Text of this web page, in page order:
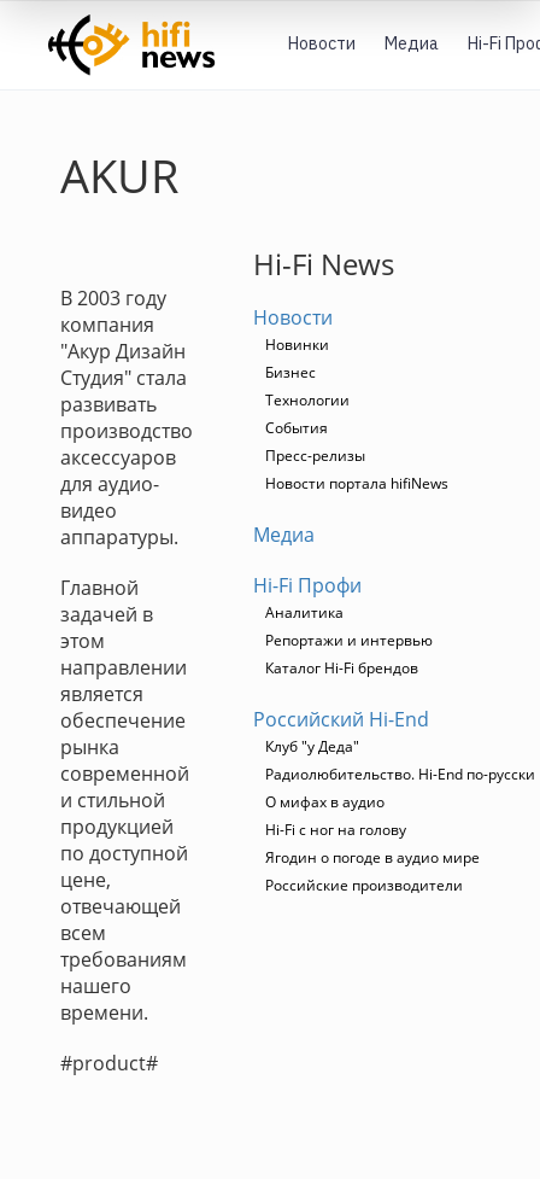
Новости Медиа Hi-Fi
AKUR
В 2003 году
компания
"Акур Дизайн
Студия" стала
развивать
производство
аксессуаров
для аудио-
видео
аппаратуры.
Главной
задачей в
этом
направлении
является
обеспечение
рынка
современной
и стильной
продукцией
по доступной
цене,
отвечающей
всем
требованиям
нашего
времени.
#product#
Hi-Fi News
Новости
Новинки
Бизнес
Технологии
События
Пресс-релизы
Новости портала hifiNews
Медиа
Hi-Fi Профи
Аналитика
Репортажи и интервью
Каталог Hi-Fi брендов
Российский Hi-End
Клуб "у Деда"
Радиолюбительство. Hi-End по-русски
О мифах в аудио
Hi-Fi с ног на голову
Ягодин о погоде в аудио мире
Российские производители